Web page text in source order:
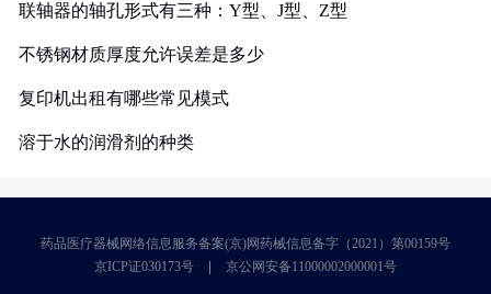
联轴器的轴孔形式有三种：Y型、J型、Z型
不锈钢材质厚度允许误差是多少
复印机出租有哪些常见模式
溶于水的润滑剂的种类
药品医疗器械网络信息服务备案(京)网药械信息备字（2021）第00159号
京ICP证030173号
京公网安备11000002000001号